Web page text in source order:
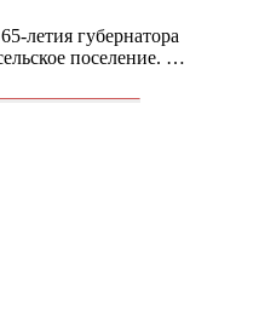
летия губернатора
поселение. …